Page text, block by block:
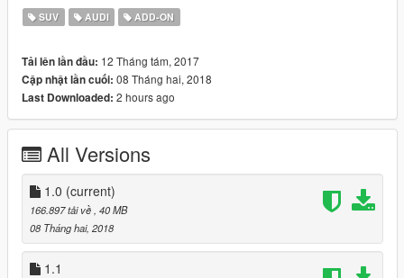
Correct player position
Breakable glass
Working light
Tintable glass
Bug:
The trunk and the hood do not open
...
Installation guide in the archive.
enjoy :)
SUV AUDI ADD-ON
Tải lên lần đầu: 12 Tháng tám, 2017
Cập nhật lần cuối: 08 Tháng hai, 2018
Last Downloaded: 2 hours ago
All Versions
1.0 (current)
166.897 tải về , 40 MB
08 Tháng hai, 2018
1.1